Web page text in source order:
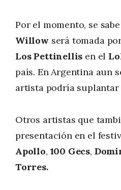
Por el momento, se
Willow será tomada
Los Pettinellis en el
país. En Argentina aun
artista podría suplantar
Otros artistas que
presentación en el
Apollo, 100 Gecs,
Torres.